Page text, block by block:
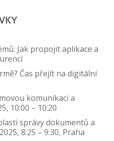
Jak propojit aplikace a
Čas přejít na digitální
komunikaci a
10:00 – 10:20
správy dokumentů a
8:25 – 9:30, Praha